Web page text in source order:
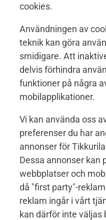
cookies.
Användningen av
teknik kan göra
smidigare. Att
delvis förhindra
funktioner på några
mobilapplikationer.
Vi kan använda oss
preferenser du har
annonser för
Dessa annonser kan
webbplatser och
då "first party"-
reklam ingår i vårt
kan därför inte väljas